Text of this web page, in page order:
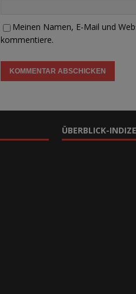
Meinen Namen, E-Mail und
kommentiere.
ÜBERBLICK-